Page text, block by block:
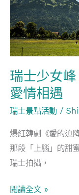
瑞士少女
愛情相遇
瑞士景點活動 /
爆紅韓劇《愛的迫
那段「上腦」的甜
瑞士拍攝，
峰
跟
《愛
的
迫
降》
命
定
愛
相
閱讀全文 »